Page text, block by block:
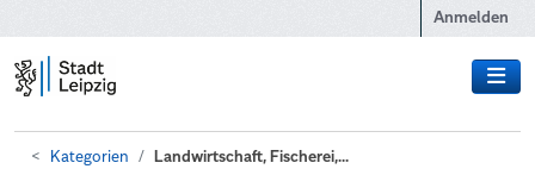
Anmelden
Kategorien Landwirtschaft, Fischerei,...